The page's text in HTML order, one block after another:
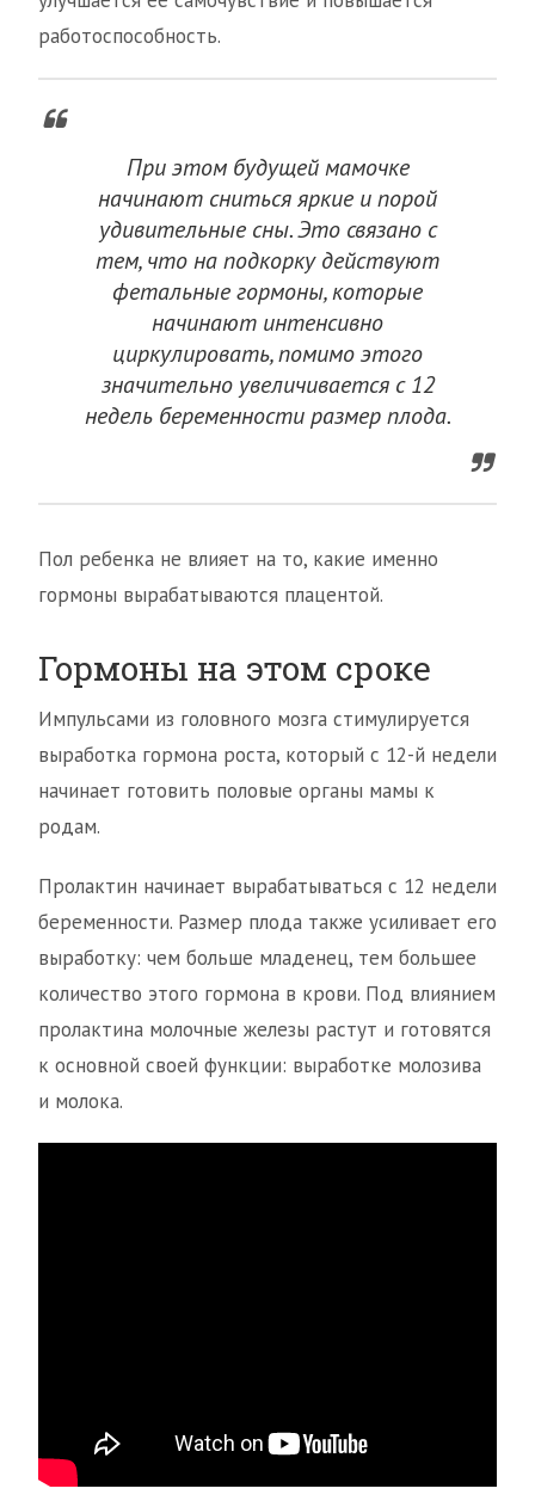
работоспособность.
При этом будущей мамочке
начинают сниться яркие и порой
удивительные сны. Это связано с
тем, что на подкорку действуют
фетальные гормоны, которые
начинают интенсивно
циркулировать, помимо этого
значительно увеличивается с 12
недель беременности размер плода.
Пол ребенка не влияет на то, какие именно
гормоны вырабатываются плацентой.
Гормоны на этом сроке
Импульсами из головного мозга стимулируется
выработка гормона роста, который с 12-й недели
начинает готовить половые органы мамы к
родам.
Пролактин начинает вырабатываться с 12 недели
беременности. Размер плода также усиливает его
выработку: чем больше младенец, тем большее
количество этого гормона в крови. Под влиянием
пролактина молочные железы растут и готовятся
к основной своей функции: выработке молозива
и молока.